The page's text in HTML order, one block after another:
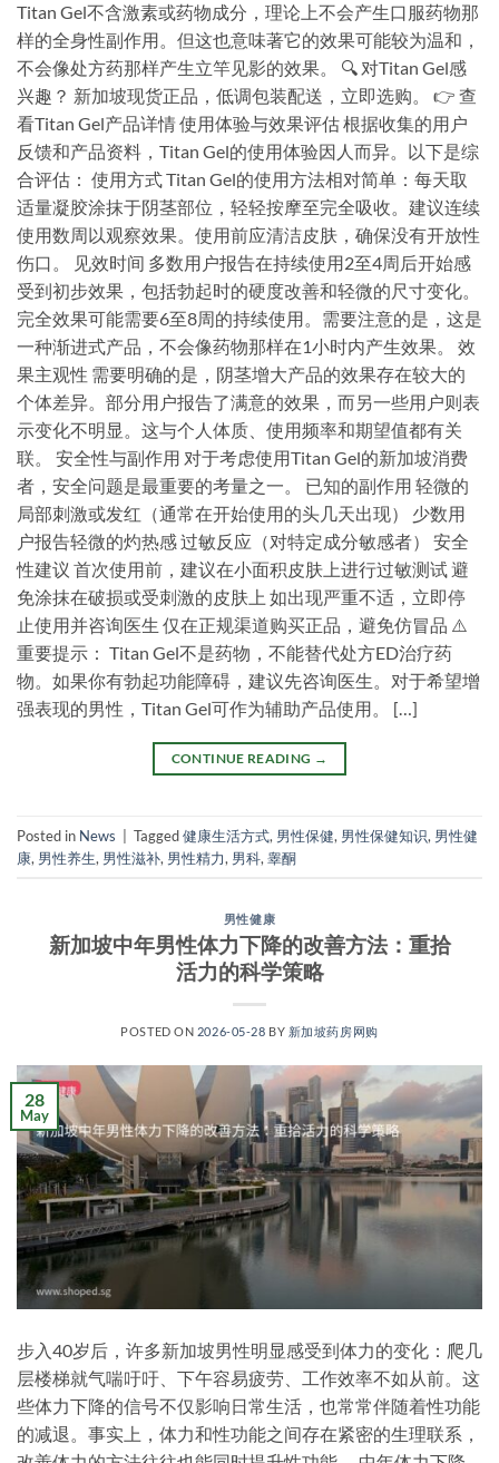
Titan Gel不含激素或药物成分，理论上不会产生口服药物那
样的全身性副作用。但这也意味著它的效果可能较为温和，
不会像处方药那样产生立竿见影的效果。 🔍 对Titan Gel感
兴趣？ 新加坡现货正品，低调包装配送，立即选购。 👉 查
看Titan Gel产品详情 使用体验与效果评估 根据收集的用户
反馈和产品资料，Titan Gel的使用体验因人而异。以下是综
合评估： 使用方式 Titan Gel的使用方法相对简单：每天取
适量凝胶涂抹于阴茎部位，轻轻按摩至完全吸收。建议连续
使用数周以观察效果。使用前应清洁皮肤，确保没有开放性
伤口。 见效时间 多数用户报告在持续使用2至4周后开始感
受到初步效果，包括勃起时的硬度改善和轻微的尺寸变化。
完全效果可能需要6至8周的持续使用。需要注意的是，这是
一种渐进式产品，不会像药物那样在1小时内产生效果。 效
果主观性 需要明确的是，阴茎增大产品的效果存在较大的
个体差异。部分用户报告了满意的效果，而另一些用户则表
示变化不明显。这与个人体质、使用频率和期望值都有关
联。 安全性与副作用 对于考虑使用Titan Gel的新加坡消费
者，安全问题是最重要的考量之一。 已知的副作用 轻微的
局部刺激或发红（通常在开始使用的头几天出现） 少数用
户报告轻微的灼热感 过敏反应（对特定成分敏感者） 安全
性建议 首次使用前，建议在小面积皮肤上进行过敏测试 避
免涂抹在破损或受刺激的皮肤上 如出现严重不适，立即停
止使用并咨询医生 仅在正规渠道购买正品，避免仿冒品 ⚠️
重要提示： Titan Gel不是药物，不能替代处方ED治疗药
物。如果你有勃起功能障碍，建议先咨询医生。对于希望增
强表现的男性，Titan Gel可作为辅助产品使用。 […]
CONTINUE READING →
Posted in News | Tagged健康生活方式, 男性保健, 男性保健知识, 男性健
康, 男性养生, 男性滋补, 男性精力, 男科, 睾酮
男性健康
新加坡中年男性体力下降的改善方法：重拾
活力的科学策略
POSTED ON 2026-05-28 BY 新加坡药房网购
28
May
步入40岁后，许多新加坡男性明显感受到体力的变化：爬几
层楼梯就气喘吁吁、下午容易疲劳、工作效率不如从前。这
些体力下降的信号不仅影响日常生活，也常常伴随着性功能
的减退。事实上，体力和性功能之间存在紧密的生理联系，